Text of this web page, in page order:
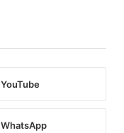
YouTube
WhatsApp